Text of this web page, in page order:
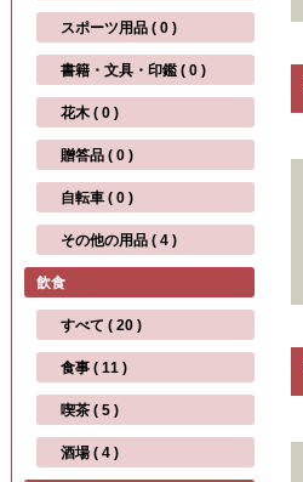
スポーツ用品 ( 0 )
書籍・文具・印鑑 ( 0 )
花木 ( 0 )
贈答品 ( 0 )
自転車 ( 0 )
その他の用品 ( 4 )
飲食
すべて ( 20 )
食事 ( 11 )
喫茶 ( 5 )
酒場 ( 4 )